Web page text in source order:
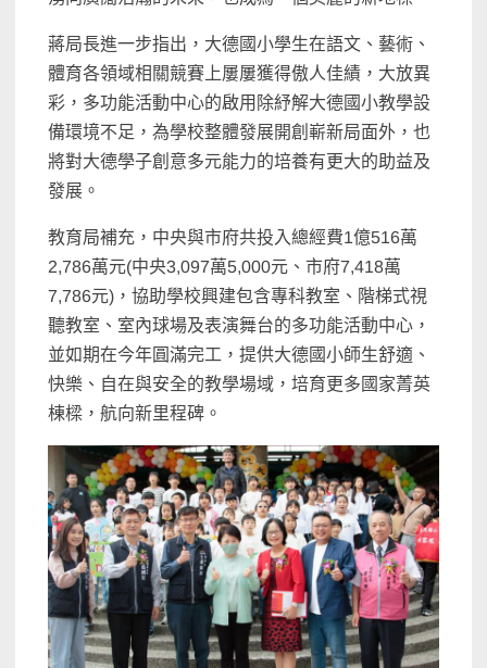
蔣局長進一步指出，大德國小學生在語文、藝術、
體育各領域相關競賽上屢屢獲得傲人佳績，大放異
彩，多功能活動中心的啟用除紓解大德國小教學設
備環境不足，為學校整體發展開創嶄新局面外，也
將對大德學子創意多元能力的培養有更大的助益及
發展。
教育局補充，中央與市府共投入總經費1億516萬
2,786萬元(中央3,097萬5,000元、市府7,418萬
7,786元)，協助學校興建包含專科教室、階梯式視
聽教室、室內球場及表演舞台的多功能活動中心，
並如期在今年圓滿完工，提供大德國小師生舒適、
快樂、自在與安全的教學場域，培育更多國家菁英
棟樑，航向新里程碑。